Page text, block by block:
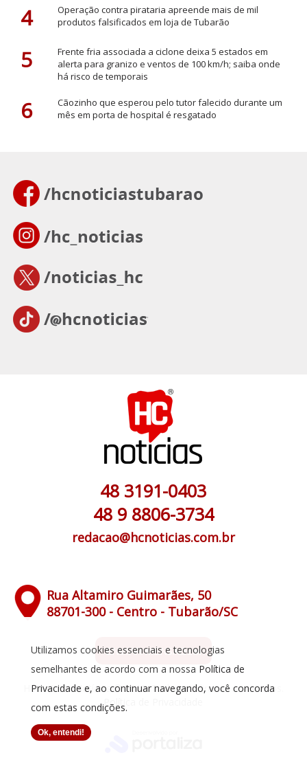
4
Operação contra pirataria apreende mais de mil
produtos falsificados em loja de Tubarão
5
Frente fria associada a ciclone deixa 5 estados em
alerta para granizo e ventos de 100 km/h; saiba onde
há risco de temporais
6
Cãozinho que esperou pelo tutor falecido durante um
mês em porta de hospital é resgatado
48 3191-0403
48 9 8806-3734
redacao@hcnoticias.com.br
Rua Altamiro Guimarães, 50
88701-300 - Centro - Tubarão/SC
ENVIAR MENSAGEM
Hora Certa Notícias © 2019. Todos os direitos reservados.
Política de Privacidade
Utilizamos cookies essenciais e tecnologias
semelhantes de acordo com a nossa Política de
Privacidade e, ao continuar navegando, você concorda
com estas condições.
Ok, entendi!